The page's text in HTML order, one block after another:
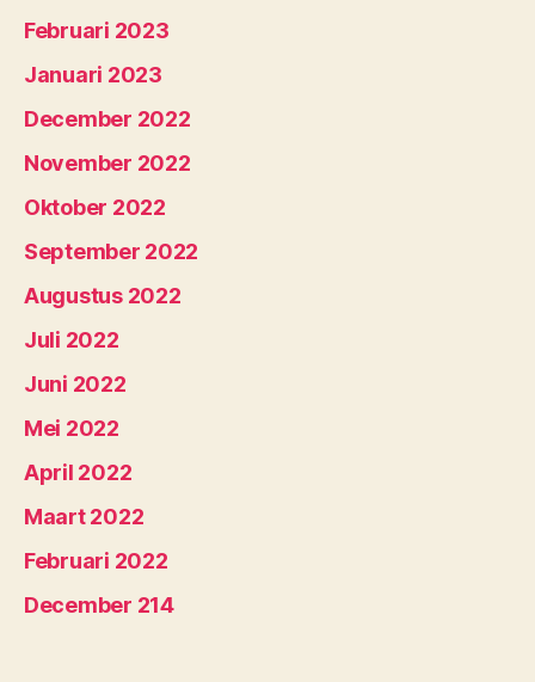
Februari 2023
Januari 2023
December 2022
November 2022
Oktober 2022
September 2022
Augustus 2022
Juli 2022
Juni 2022
Mei 2022
April 2022
Maart 2022
Februari 2022
December 214